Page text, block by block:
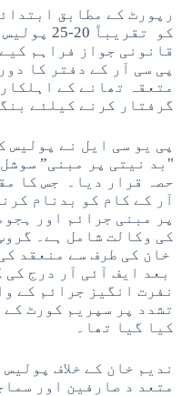
کو تقریباً
قانونی جواز فراہم
پی سی آر کے دفتر کا
متعقہ تھانے کے
گرفتار کرنے کیلئے
پی یو سی ایل نے پولیس
"بد نیتی پر مبنی”
حصہ قرار دیا۔ جس کا
آر کے کام کو بدنام
پر مبنی جرائم اور
کی وکالت شامل ہے۔
خان کی طرف سے منعقد
بعد ایف آئی آر درج کی
نفرت انگیز جرائم کے
تشدد پر سپریم کورٹ کے
کیا گیا تھا۔
ندیم خان کے خلاف
متعد د صارفین اور